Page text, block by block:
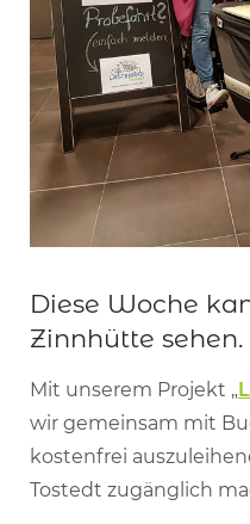
Diese Woche
Zinnhütte sehen.
Mit unserem Projekt „
wir gemeinsam mit
kostenfrei
Tostedt zugänglich